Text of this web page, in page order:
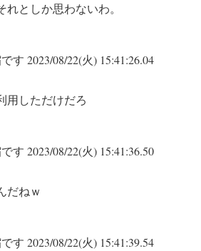
としか思わないわ。
す 2023/08/22(火) 15:41:26.04
用しただけだろ
す 2023/08/22(火) 15:41:36.50
だねｗ
す 2023/08/22(火) 15:41:39.54